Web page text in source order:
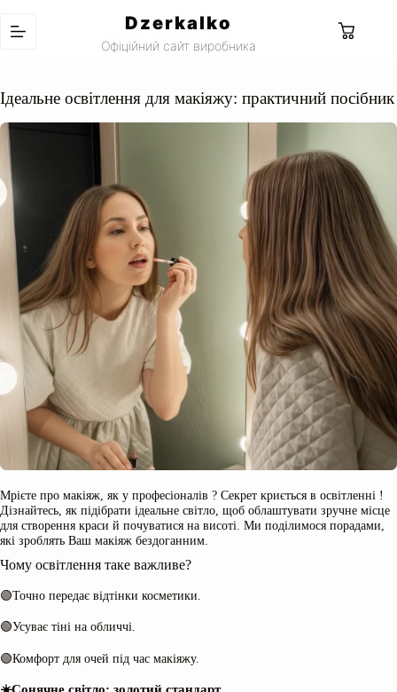
до
вмісту
Dzerkalko
Офіційний сайт виробника
Кошик
Ідеальне освітлення для макіяжу: практичний посібник
Мрієте про макіяж, як у професіоналів ? Секрет криється в освітленні !
Дізнайтесь, як підібрати ідеальне світло, щоб облаштувати зручне місце
для створення краси й почуватися на висоті. Ми поділимося порадами,
які зроблять Ваш макіяж бездоганним.
Чому освітлення таке важливе?
🟢Точно передає відтінки косметики.
🟢Усуває тіні на обличчі.
🟢Комфорт для очей під час макіяжу.